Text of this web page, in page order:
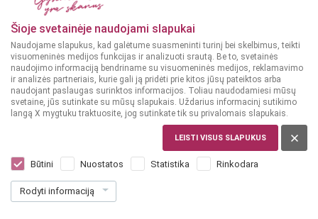
Šioje svetainėje naudojami slapukai
Naudojame slapukus, kad galėtume suasmeninti turinį bei skelbimus, teikti
visuomeninės medijos funkcijas ir analizuoti srautą. Be to, svetainės
naudojimo informaciją bendriname su visuomeninės medijos, reklamavimo
ir analizės partneriais, kurie gali ją pridėti prie kitos jūsų pateiktos arba
naudojant paslaugas surinktos informacijos. Toliau naudodamiesi mūsų
svetaine, jūs sutinkate su mūsų slapukais. Uždarius informacinį sutikimo
langą X mygtuku traktuosite, jog sutinkate tik su privalomais slapukais.
LEISTI VISUS SLAPUKUS
Būtini Nuostatos Statistika Rinkodara
Rodyti informaciją
Marina Alta Blanco 0,75 L
(4)
99